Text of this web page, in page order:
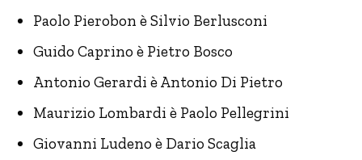
Paolo Pierobon è Silvio Berlusconi
Guido Caprino è Pietro Bosco
Antonio Gerardi è Antonio Di Pietro
Maurizio Lombardi è Paolo Pellegrini
Giovanni Ludeno è Dario Scaglia